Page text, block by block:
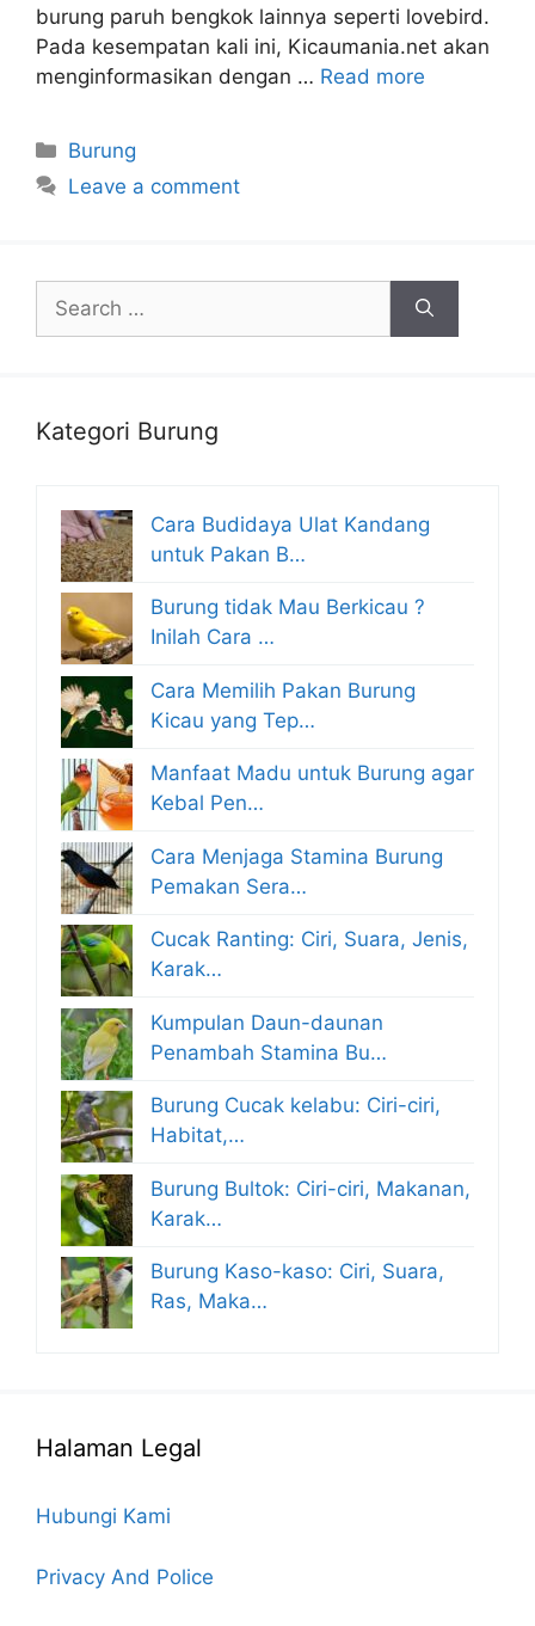
burung paruh bengkok lainnya seperti lovebird.
Pada kesempatan kali ini, Kicaumania.net akan
menginformasikan dengan … Read more
Categories
Burung
Leave a comment
for:
Kategori Burung
Cara Budidaya Ulat Kandang
untuk Pakan B…
Burung tidak Mau Berkicau ?
Inilah Cara …
Cara Memilih Pakan Burung
Kicau yang Tep…
Manfaat Madu untuk Burung agar
Kebal Pen…
Cara Menjaga Stamina Burung
Pemakan Sera…
Cucak Ranting: Ciri, Suara, Jenis,
Karak…
Kumpulan Daun-daunan
Penambah Stamina Bu…
Burung Cucak kelabu: Ciri-ciri,
Habitat,…
Burung Bultok: Ciri-ciri, Makanan,
Karak…
Burung Kaso-kaso: Ciri, Suara,
Ras, Maka…
Halaman Legal
Hubungi Kami
Privacy And Police